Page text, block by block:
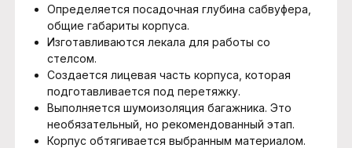
Определяется посадочная глубина сабвуфера,
общие габариты корпуса.
Изготавливаются лекала для работы со
стелсом.
Создается лицевая часть корпуса, которая
подготавливается под перетяжку.
Выполняется шумоизоляция багажника. Это
необязательный, но рекомендованный этап.
Корпус обтягивается выбранным материалом.